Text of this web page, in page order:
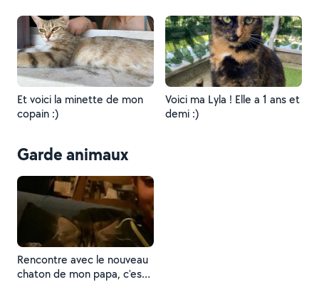
Et voici la minette de mon
copain :)
Voici ma Lyla ! Elle a 1 ans et
demi :)
Garde animaux
Rencontre avec le nouveau
chaton de mon papa, c'est